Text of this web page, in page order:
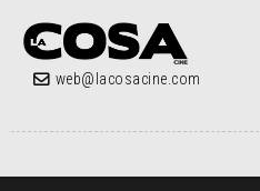
web@lacosacine.com